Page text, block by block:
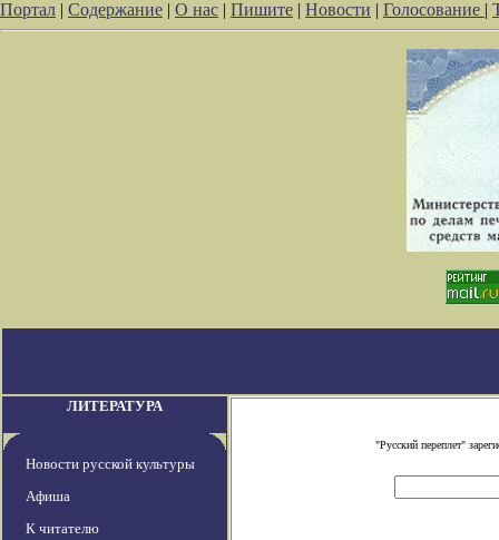
Портал | Содержание | О нас | Пишите | Новости | Голосование |
ЛИТЕРАТУРА
Новости русской культуры
Афиша
К читателю
"Русский переплет"